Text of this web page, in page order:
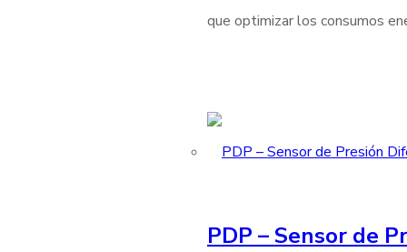
que optimizar los consumos
PDP – Sensor de